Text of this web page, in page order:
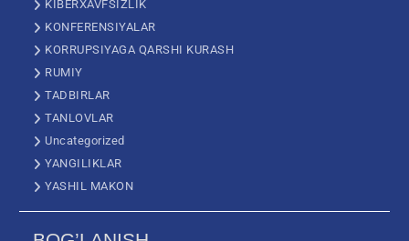
KIBERXAVFSIZLIK
KONFERENSIYALAR
KORRUPSIYAGA QARSHI KURASH
RUMIY
TADBIRLAR
TANLOVLAR
Uncategorized
YANGILIKLAR
YASHIL MAKON